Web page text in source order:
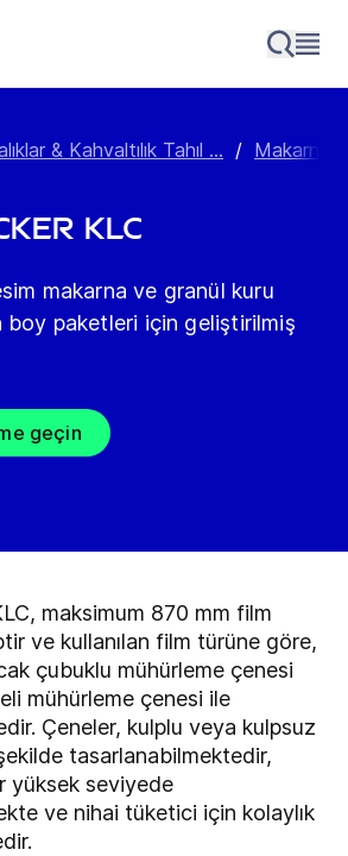
& Kahvaltılık Tahıl ... / Makarna
KLC
makarna ve granül kuru
boy paketleri için geliştirilmiş
geçin
maksimum 870 mm film
ve kullanılan film türüne göre,
çubuklu mühürleme çenesi
mühürleme çenesi ile
Çeneler, kulplu veya kulpsuz
tasarlanabilmektedir,
yüksek seviyede
ve nihai tüketici için kolaylık